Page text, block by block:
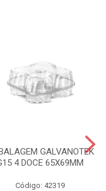
GALVANOTEK
4 DOCE 65X69MM
Código: 42319